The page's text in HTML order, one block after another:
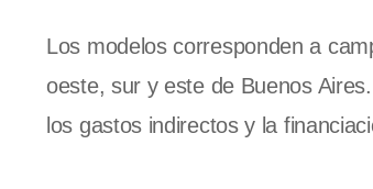
Los modelos corresponden a
oeste, sur y este de Buenos
los gastos indirectos y la